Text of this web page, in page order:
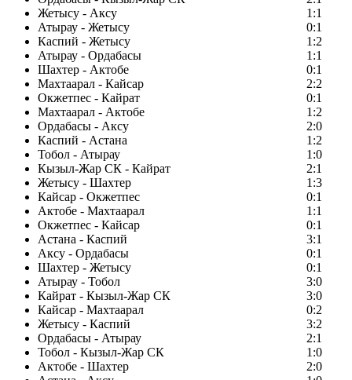
Жетысу - Аксу
1:1
Атырау - Жетысу
0:1
Каспий - Жетысу
1:2
Атырау - Ордабасы
1:1
Шахтер - Актобе
0:1
Махтаарал - Кайсар
2:2
Окжетпес - Кайрат
0:1
Махтаарал - Актобе
1:2
Ордабасы - Аксу
2:0
Каспий - Астана
1:2
Тобол - Атырау
1:0
Кызыл-Жар СК - Кайрат
2:1
Жетысу - Шахтер
1:3
Кайсар - Окжетпес
0:1
Актобе - Махтаарал
1:1
Окжетпес - Кайсар
0:1
Астана - Каспий
3:1
Аксу - Ордабасы
0:1
Шахтер - Жетысу
0:1
Атырау - Тобол
3:0
Кайрат - Кызыл-Жар СК
3:0
Кайсар - Махтаарал
0:2
Жетысу - Каспий
3:2
Ордабасы - Атырау
2:1
Тобол - Кызыл-Жар СК
1:0
Актобе - Шахтер
2:0